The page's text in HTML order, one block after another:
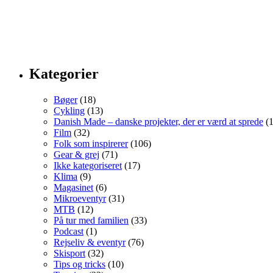
Kategorier
Bøger(18)
Cykling (13)
Danish Made – danske projekter, der er værd at sprede
Film (32)
Folk som inspirerer(106)
Gear & grej (71)
Ikke kategoriseret (17)
Klima (9)
Magasinet (6)
Mikroeventyr(31)
MTB (12)
På tur med familien (33)
Podcast (1)
Rejseliv & eventyr(76)
Skisport (32)
Tips og tricks (10)